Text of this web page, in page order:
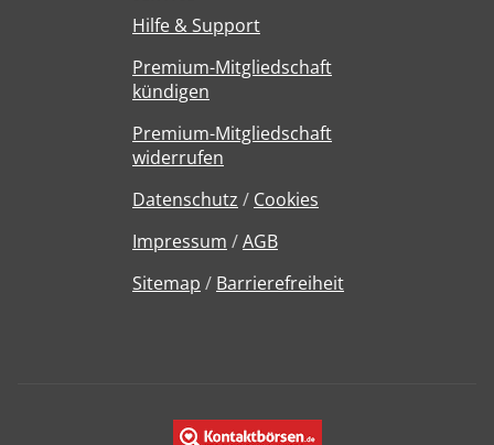
Hilfe & Support
Premium-Mitgliedschaft
kündigen
Premium-Mitgliedschaft
widerrufen
Datenschutz / Cookies
Impressum /AGB
Sitemap / Barrierefreiheit